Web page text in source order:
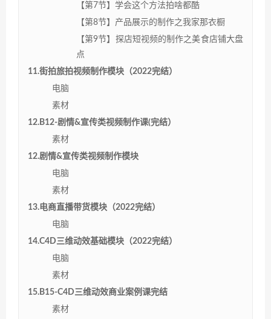
【第7节】学会这个方法拍啥都酷
【第8节】产品展示的制作之我家那衣橱
【第9节】探店短视频的制作之美食店铺大盘
点
11.街拍旅拍视频制作模块（2022完结）
电脑
素材
12.B12-剧情&宣传类视频制作课(完结）
素材
12.剧情&宣传类视频制作模块
电脑
素材
13.电商直播带货模块（2022完结）
电脑
14.C4D三维动效基础模块（2022完结）
电脑
素材
15.B15-C4D三维动效商业案例课完结
素材